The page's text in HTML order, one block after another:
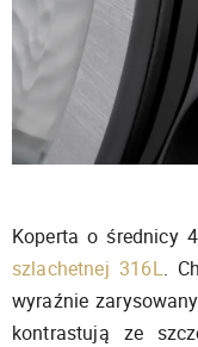
Koperta o średnicy
szlachetnej 316L.
wyraźnie
kontrastują ze